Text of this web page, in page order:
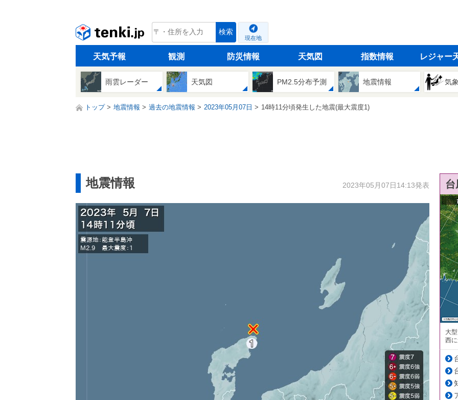
tenki.jp 検索
現在地
天気予報 観測 防災情報 天気図 指数情報 レジャー
雨雲レーダー 天気図 PM2.5分布予測 地震情報 気
トップ 地震情報 過去の地震情報 2023年05月07日 14時11分頃発生した地震(最大震度1)
地震情報 2023年05月07日14:13発表
大
西